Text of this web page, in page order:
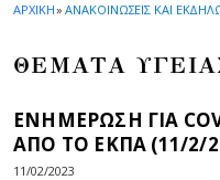
ΑΡΧΙΚΗ» ΑΝΑΚΟΙΝΩΣΕΙΣ ΚΑΙ
ΘΕΜΑΤΑ
ΕΝΗΜΕΡΩΣΗ ΓΙΑ
ΑΠΟ ΤΟ ΕΚΠΑ (11/2/
11/02/2023